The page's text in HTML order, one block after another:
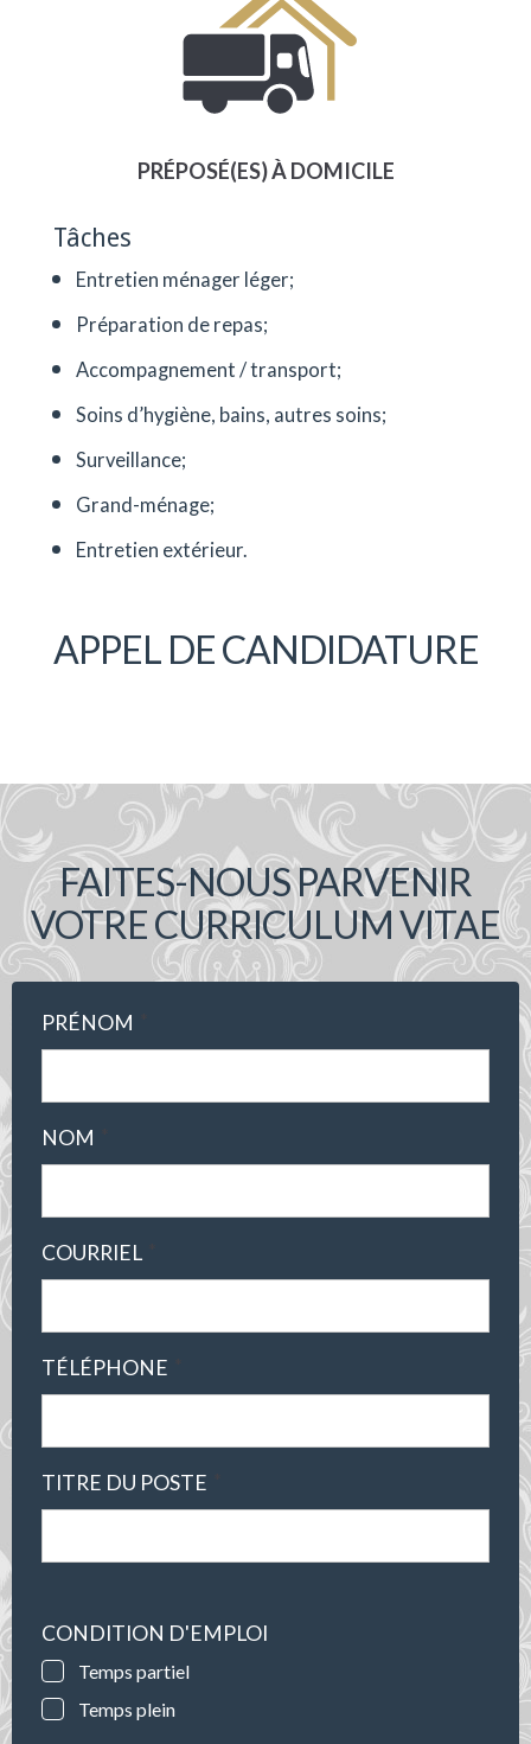
PRÉPOSÉ(ES) À DOMICILE
Tâches
Entretien ménager léger;
Préparation de repas;
Accompagnement / transport;
Soins d’hygiène, bains, autres soins;
Surveillance;
Grand-ménage;
Entretien extérieur.
APPEL DE CANDIDATURE
FAITES-NOUS PARVENIR
VOTRE CURRICULUM VITAE
PRÉNOM
NOM
COURRIEL
TÉLÉPHONE
TITRE DU POSTE
CONDITION D'EMPLOI
Temps partiel
Temps plein